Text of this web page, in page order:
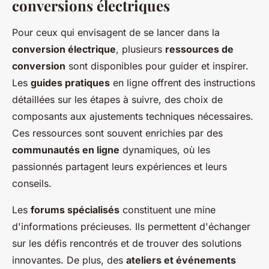
conversions électriques
Pour ceux qui envisagent de se lancer dans la
conversion électrique, plusieurs ressources de
conversion sont disponibles pour guider et inspirer.
Les guides pratiques en ligne offrent des instructions
détaillées sur les étapes à suivre, des choix de
composants aux ajustements techniques nécessaires.
Ces ressources sont souvent enrichies par des
communautés en ligne dynamiques, où les
passionnés partagent leurs expériences et leurs
conseils.
Les forums spécialisés constituent une mine
d'informations précieuses. Ils permettent d'échanger
sur les défis rencontrés et de trouver des solutions
innovantes. De plus, des ateliers et événements